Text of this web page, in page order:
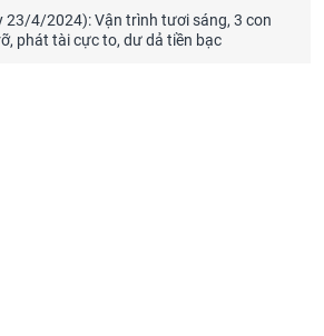
23/4/2024): Vận trình tươi sáng, 3 con
phát tài cực to, dư dả tiền bạc